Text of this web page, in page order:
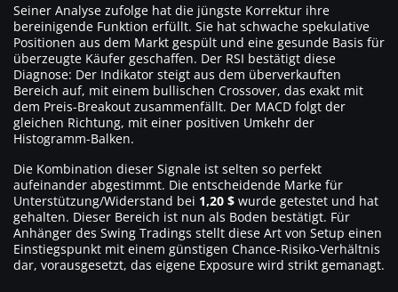
Seiner Analyse zufolge hat die jüngste Korrektur ihre
bereinigende Funktion erfüllt. Sie hat schwache spekulative
Positionen aus dem Markt gespült und eine gesunde Basis für
überzeugte Käufer geschaffen. Der RSI bestätigt diese
Diagnose: Der Indikator steigt aus dem überverkauften
Bereich auf, mit einem bullischen Crossover, das exakt mit
dem Preis-Breakout zusammenfällt. Der MACD folgt der
gleichen Richtung, mit einer positiven Umkehr der
Histogramm-Balken.
Die Kombination dieser Signale ist selten so perfekt
aufeinander abgestimmt. Die entscheidende Marke für
Unterstützung/Widerstand bei 1,20 $ wurde getestet und hat
gehalten. Dieser Bereich ist nun als Boden bestätigt. Für
Anhänger des Swing Tradings stellt diese Art von Setup einen
Einstiegspunkt mit einem günstigen Chance-Risiko-Verhältnis
dar, vorausgesetzt, das eigene Exposure wird strikt gemanagt.